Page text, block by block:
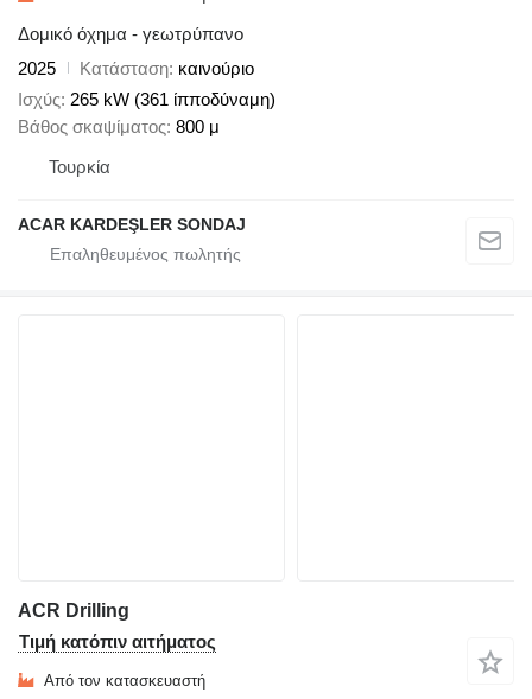
Δομικό όχημα - γεωτρύπανο
2025
Κατάσταση καινούριο
Ισχύς 265 kW (361 ίπποδύναμη)
Βάθος σκαψίματος 800 μ
Τουρκία
ACAR KARDEŞLER SONDAJ
ACR Drilling
Τιμή κατόπιν αιτήματος
Από τον κατασκευαστή